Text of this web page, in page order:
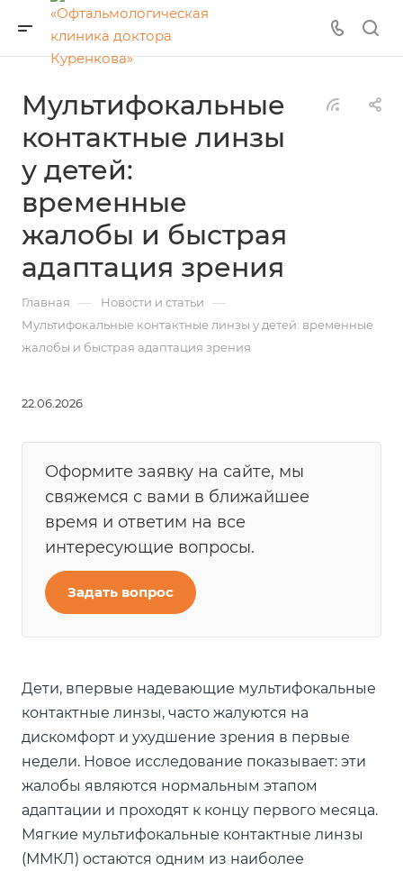
Мультифокальные
контактные линзы
у детей:
временные
жалобы и быстрая
адаптация зрения
Главная — Новости и статьи —
Мультифокальные контактные линзы у детей: временные
жалобы и быстрая адаптация зрения
22.06.2026
Оформите заявку на сайте, мы
свяжемся с вами в ближайшее
время и ответим на все
интересующие вопросы.
Задать вопрос
Дети, впервые надевающие мультифокальные
контактные линзы, часто жалуются на
дискомфорт и ухудшение зрения в первые
недели. Новое исследование показывает: эти
жалобы являются нормальным этапом
адаптации и проходят к концу первого месяца.
Мягкие мультифокальные контактные линзы
(ММКЛ) остаются одним из наиболее